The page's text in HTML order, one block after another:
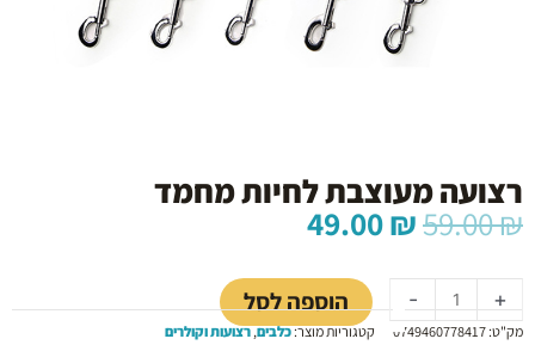
רצועה מעוצבת לחיות מחמד
59.00₪ המחיר
המקורי
היה:
59.00 ₪.
49.00₪ המחיר
הוא:
49.00 ₪. -
של
רצועה
מעוצבת
+ הוספה לסל
מק"ט:0749460778417 קטגוריות מוצר:כלבים,רצועות וקולרים